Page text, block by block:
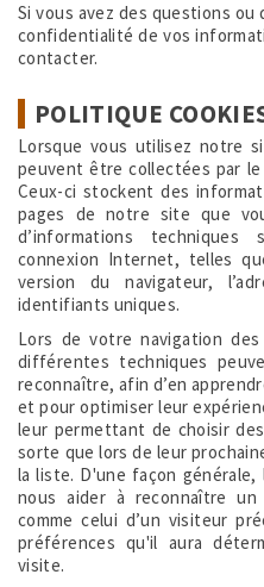
Si vous avez des questions
confidentialité de vos
contacter.
POLITIQUE
Lorsque vous utilisez notre
peuvent être collectées par
Ceux-ci stockent des
pages de notre site que
d’informations
connexion Internet, telles
version du navigateur,
identifiants uniques.
Lors de votre navigation
différentes techniques
reconnaître, afin d’en
et pour optimiser leur
leur permettant de choisir
sorte que lors de leur
la liste. D'une façon
nous aider à reconnaître
comme celui d’un visiteur
préférences qu'il aura
visite.